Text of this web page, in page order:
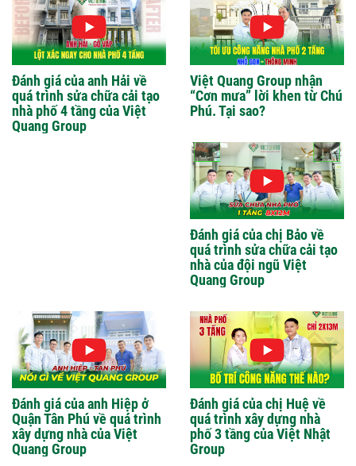
Đánh giá của anh Hải về
quá trình sửa chữa cải tạo
nhà phố 4 tầng của Việt
Quang Group
Việt Quang Group nhận
“Cơn mưa” lời khen từ Chú
Phú. Tại sao?
Đánh giá của chị Bảo về
quá trình sửa chữa cải tạo
nhà của đội ngũ Việt
Quang Group
Đánh giá của anh Hiệp ở
Quận Tân Phú về quá trình
xây dựng nhà của Việt
Quang Group
Đánh giá của chị Huệ về
quá trình xây dựng nhà
phố 3 tầng của Việt Nhật
Group